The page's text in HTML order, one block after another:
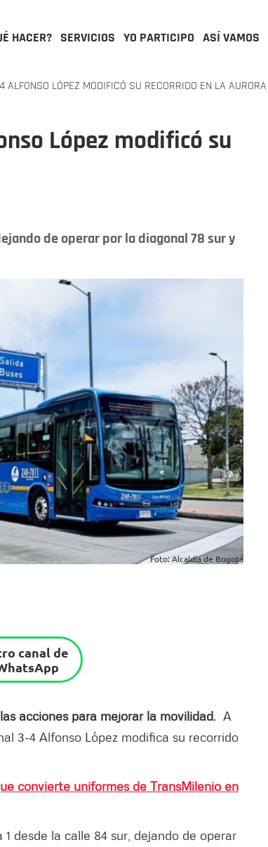
HACER? SERVICIOS YO PARTICIPO ASÍ VAMOS
LÓPEZ MODIFICÓ SU RECORRIDO EN LA AURORA
López modificó su
de operar por la diagonal 78 sur y
Foto: Alcaldía de Bogotá
canal de
acciones para mejorar la movilidad. A
3-4 Alfonso López modifica su recorrido
convierte uniformes de TransMilenio en
desde la calle 84 sur, dejando de operar